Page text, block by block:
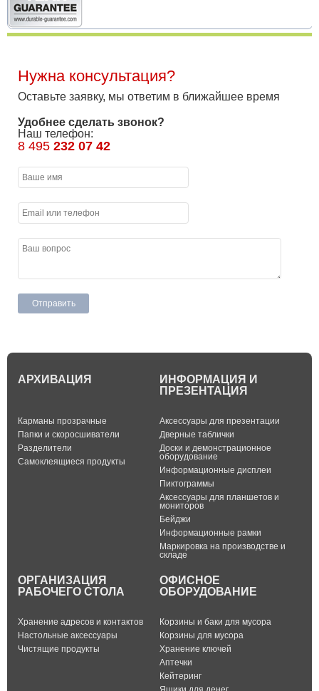
Нужна консультация?
Оставьте заявку, мы ответим в ближайшее время
Удобнее сделать звонок?
Наш телефон:
8 495 232 07 42
АРХИВАЦИЯ
Карманы прозрачные
Папки и скоросшиватели
Разделители
Самоклеящиеся продукты
ИНФОРМАЦИЯ И
ПРЕЗЕНТАЦИЯ
Аксессуары для презентации
Дверные таблички
Доски и демонстрационное
оборудование
Информационные дисплеи
Пиктограммы
Аксессуары для планшетов и
мониторов
Бейджи
Информационные рамки
Маркировка на производстве и
складе
ОРГАНИЗАЦИЯ
РАБОЧЕГО СТОЛА
Хранение адресов и контактов
Настольные аксессуары
Чистящие продукты
ОФИСНОЕ
ОБОРУДОВАНИЕ
Корзины и баки для мусора
Корзины для мусора
Хранение ключей
Аптечки
Кейтеринг